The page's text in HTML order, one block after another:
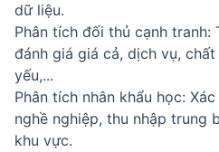
dữ liệu.
Phân tích đối thủ cạnh tranh:
đánh giá giá cả, dịch vụ,
yếu,...
Phân tích nhân khẩu học:
nghề nghiệp, thu nhập trung
khu vực.